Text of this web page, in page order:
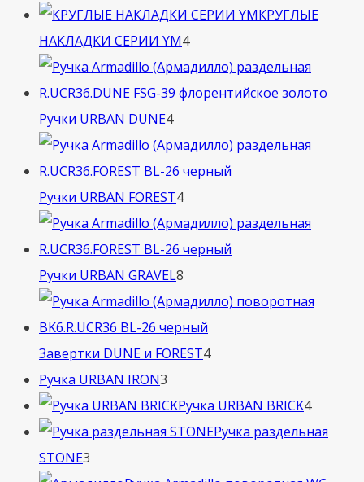
товара
КРУГЛЫЕ
НАКЛАДКИ СЕРИИ YM44
товара
Ручки URBAN DUNE44
товара
Ручки URBAN FOREST44
товара
Ручки URBAN GRAVEL8
товаров
Завертки DUNE и FOREST44
Ручка URBAN IRON3
товара
Ручка URBAN BRICK44
товара
Ручка раздельная
STONE3